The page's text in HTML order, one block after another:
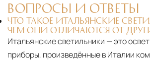
ВОПРОСЫ И ОТВЕТЫ
ЧТО ТАКОЕ ИТАЛЬЯНСКИЕ
ЧЕМ ОНИ ОТЛИЧАЮТСЯ ОТ
Итальянские светильники — это
приборы, произведённые в Италии